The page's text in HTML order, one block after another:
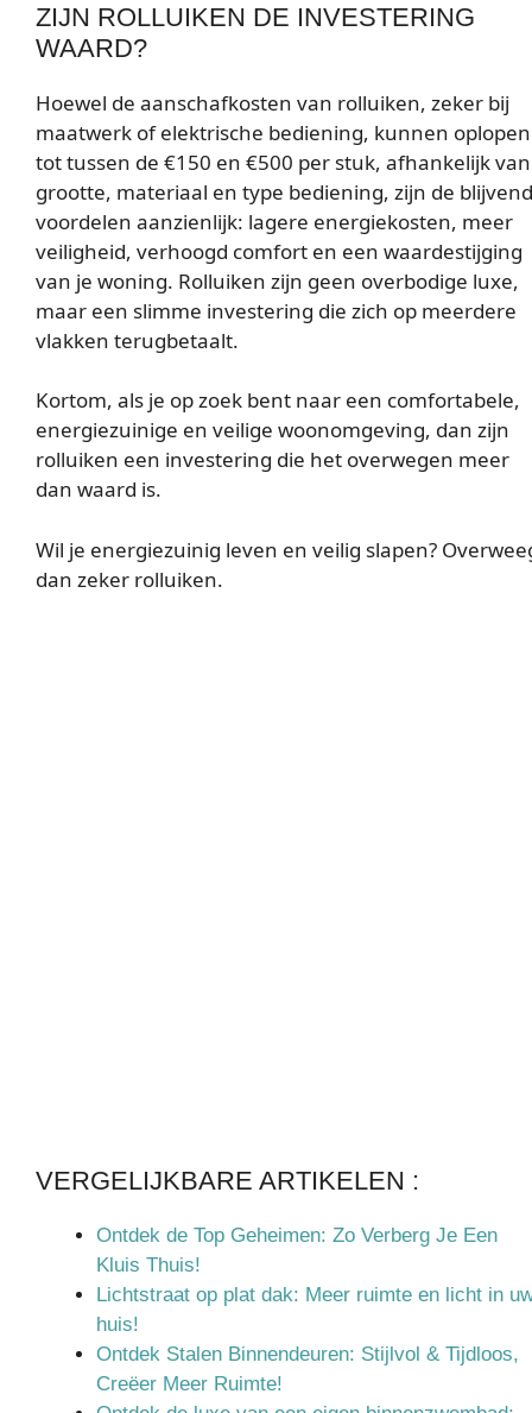
ZIJN ROLLUIKEN DE INVESTERING
WAARD?
Hoewel de aanschafkosten van rolluiken, zeker bij
maatwerk of elektrische bediening, kunnen oplopen
tot tussen de €150 en €500 per stuk, afhankelijk van
grootte, materiaal en type bediening, zijn de
voordelen aanzienlijk: lagere energiekosten, meer
veiligheid, verhoogd comfort en een waardestijging
van je woning. Rolluiken zijn geen overbodige luxe,
maar een slimme investering die zich op meerdere
vlakken terugbetaalt.
Kortom, als je op zoek bent naar een comfortabele,
energiezuinige en veilige woonomgeving, dan zijn
rolluiken een investering die het overwegen meer
dan waard is.
Wil je energiezuinig leven en veilig slapen?
dan zeker rolluiken.
VERGELIJKBARE ARTIKELEN :
Ontdek de Top Geheimen: Zo Verberg Je Een
Kluis Thuis!
Lichtstraat op plat dak: Meer ruimte en licht in
huis!
Ontdek Stalen Binnendeuren: Stijlvol & Tijdloos,
Creëer Meer Ruimte!